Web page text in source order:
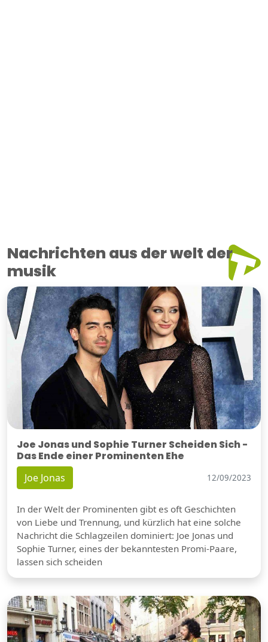
Nachrichten aus der welt der
musik
Joe Jonas und Sophie Turner Scheiden Sich -
Das Ende einer Prominenten Ehe
Joe Jonas 12/09/2023
In der Welt der Prominenten gibt es oft Geschichten
von Liebe und Trennung, und kürzlich hat eine solche
Nachricht die Schlagzeilen dominiert: Joe Jonas und
Sophie Turner, eines der bekanntesten Promi-Paare,
lassen sich scheiden